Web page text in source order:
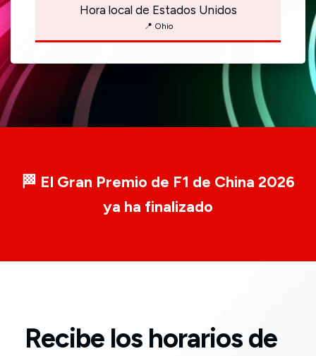
Hora local de Estados Unidos
📍 Ohio
🏁 El Gran Premio de F1 de China 2026
ya ha finalizado
Recibe los horarios de